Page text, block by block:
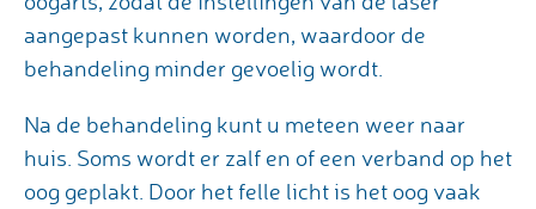
aangepast kunnen worden, waardoor de
behandeling minder gevoelig wordt.
Na de behandeling kunt u meteen weer naar
huis. Soms wordt er zalf en of een verband op het
oog geplakt. Door het felle licht is het oog vaak